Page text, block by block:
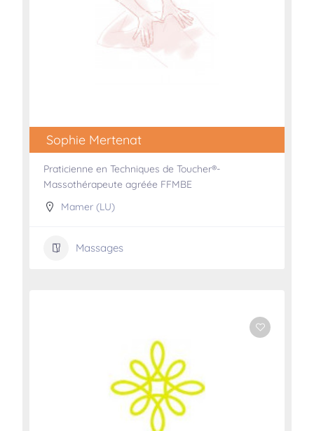
Sophie Mertenat
Praticienne en Techniques de Toucher®-
Massothérapeute agréée FFMBE
Mamer (LU)
Massages